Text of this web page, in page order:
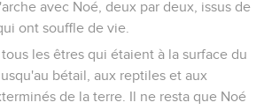
avec Noé, deux par deux, issus de
ont souffle de vie.
les êtres qui étaient à la surface du
bétail, aux reptiles et aux
de la terre. Il ne resta que Noé